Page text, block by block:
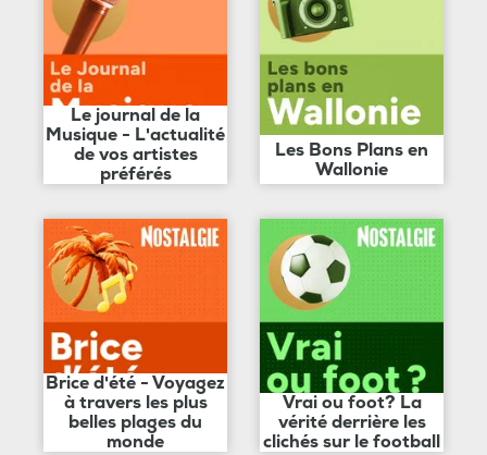
Le journal de la
Musique - L'actualité
de vos artistes
préférés
Les Bons Plans en
Wallonie
Brice d'été - Voyagez
à travers les plus
belles plages du
monde
Vrai ou foot? La
vérité derrière les
clichés sur le football